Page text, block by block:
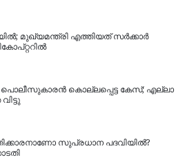
മുഖ്യമന്ത്രി എത്തിയത് സര്‍ക്കാര്‍
പൊലീസുകാരൻ കൊല്ലപ്പെട്ട കേസ്; എല്ലാ
സുപ്രധാന പദവിയിൽ?